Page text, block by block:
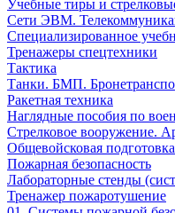
Учебные тиры и
Сети ЭВМ.
Специализированное
Тренажеры спецтехники
Тактика
Танки. БМП.
Ракетная техника
Наглядные пособия по
Стрелковое вооружение.
Общевойсковая подготовка
Пожарная безопасность
Лабораторные стенды
Тренажер пожаротушение